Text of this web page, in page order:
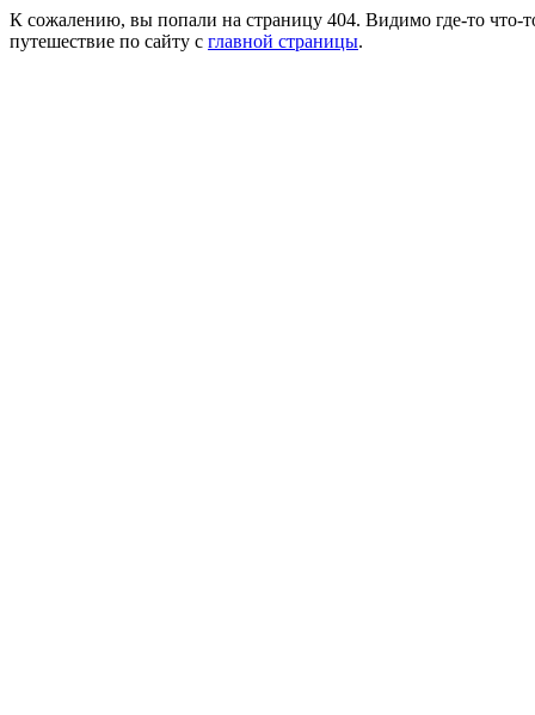
К сожалению, вы попали на страницу 404. Видимо где-то что-
путешествие по сайту с главной страницы.